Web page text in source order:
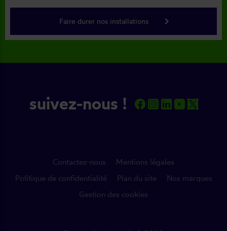
Faire durer nos installations keyboard_arrow_right
suivez-nous !
Contactez-nous
Mentions légales
Politique de confidentialité
Plan du site
Nos marques
Gestion des cookies